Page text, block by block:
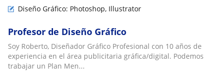
Diseño Gráfico: Photoshop, Illustrator
Profesor de Diseño Gráfico
Soy Roberto, Diseñador Gráfico Profesional con 10 años de
experiencia en el área publicitaria gráfica/digital. Podemos
trabajar un Plan Men...